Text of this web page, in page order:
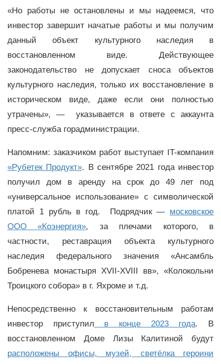
«Но работы не остановлены и мы надеемся, что
инвестор завершит начатые работы и мы получим
данный объект культурного наследия в
восстановленном виде. Действующее
законодательство не допускает сноса объектов
культурного наследия, только их восстановление в
историческом виде, даже если они полностью
утрачены», — указывается в ответе с аккаунта
пресс-служба горадминистрации.
Напомним: заказчиком работ выступает IT-компания
«Рубетек Продукт». В сентябре 2021 года инвестор
получил дом в аренду на срок до 49 лет под
«универсальное использование» с символической
платой 1 рубль в год. Подрядчик — московское
ООО «Коэнергия», за плечами которого, в
частности, реставрация объекта культурного
наследия федерального значения «Ансамбль
Бобренева монастыря ХVII-ХVIII вв», «Колокольни
Троицкого собора» в г. Яхроме и т.д.
Непосредственно к восстановительным работам
инвестор приступил в конце 2023 года. В
восстановленном Доме Лизы Калитиной будут
расположены офисы, музей, светёлка героини